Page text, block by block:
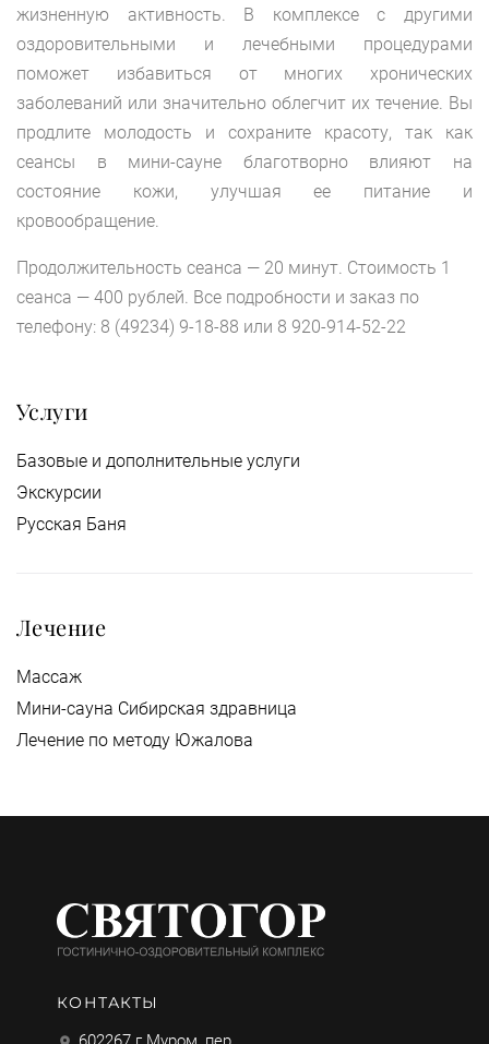
жизненную активность. В комплексе с другими
оздоровительными и лечебными процедурами
поможет избавиться от многих хронических
заболеваний или значительно облегчит их течение. Вы
продлите молодость и сохраните красоту, так как
сеансы в мини-сауне благотворно влияют на
состояние кожи, улучшая ее питание и
кровообращение.
Продолжительность сеанса — 20 минут. Стоимость 1
сеанса — 400 рублей. Все подробности и заказ по
телефону: 8 (49234) 9-18-88 или 8 920-914-52-22
Услуги
Базовые и дополнительные услуги
Экскурсии
Русская Баня
Лечение
Массаж
Мини-сауна Сибирская здравница
Лечение по методу Южалова
КОНТАКТЫ